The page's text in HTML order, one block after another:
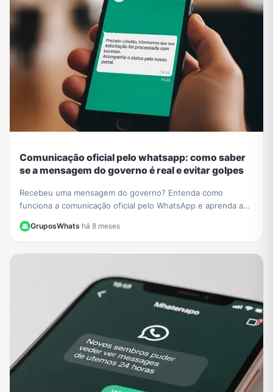
Comunicação oficial pelo whatsapp: como saber
se a mensagem do governo é real e evitar golpes
Recebeu uma mensagem do governo? Entenda como
funciona a comunicação oficial pelo WhatsApp e aprenda a
GruposWhats·há 8 meses